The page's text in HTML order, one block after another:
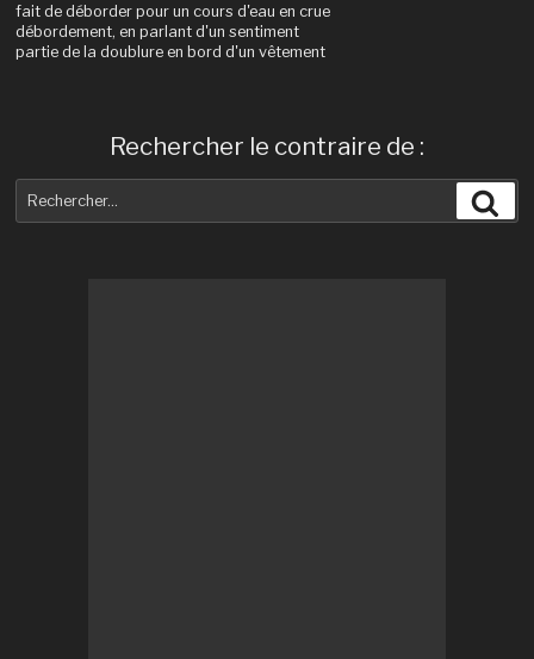
fait de déborder pour un cours d'eau en crue
débordement, en parlant d'un sentiment
partie de la doublure en bord d'un vêtement
Rechercher le contraire de :
pour